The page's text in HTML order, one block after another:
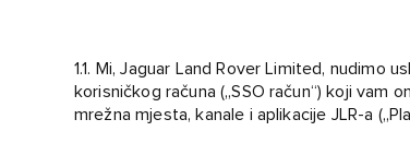
1.1. Mi, Jaguar Land Rover Limited, nudimo
korisničkog računa („SSO račun“) koji vam
mrežna mjesta, kanale i aplikacije JLR-a